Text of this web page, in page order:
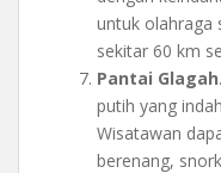
untuk olahraga
sekitar 60 km
Pantai Glagah
putih yang
Wisatawan
berenang,